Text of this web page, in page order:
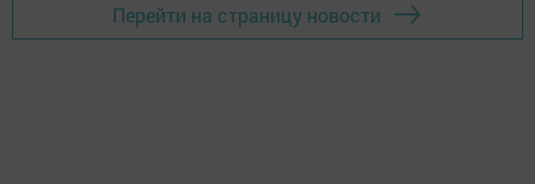
Перейти на страницу новости